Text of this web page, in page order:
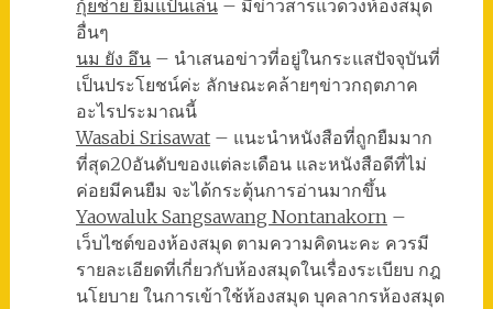
กุ้ยช่าย ยิ้มแป้นเล่น– มีข่าวสารแวดวงห้องสมุด
อื่นๆ
นม ยัง อึน– นำเสนอข่าวที่อยู่ในกระแสปัจจุบันที่
เป็นประโยชน์ค่ะ ลักษณะคล้ายๆข่าวกฤตภาค
อะไรประมาณนี้
Wasabi Srisawat– แนะนำหนังสือที่ถูกยืมมาก
ที่สุด20อันดับของแต่ละเดือน และหนังสือดีที่ไม่
ค่อยมีคนยืม จะได้กระตุ้นการอ่านมากขึ้น
Yaowaluk Sangsawang Nontanakorn –
เว็บไซต์ของห้องสมุด ตามความคิดนะคะ ควรมี
รายละเอียดที่เกี่ยวกับห้องสมุดในเรื่องระเบียบ กฎ
นโยบาย ในการเข้าใช้ห้องสมุด บุคลากรห้องสมุด